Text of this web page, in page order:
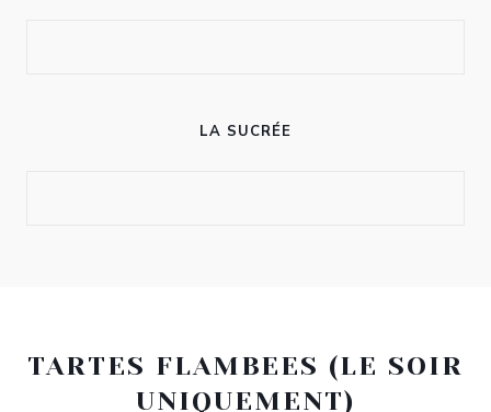
LA SUCRÉE
TARTES FLAMBEES (LE SOIR
UNIQUEMENT)